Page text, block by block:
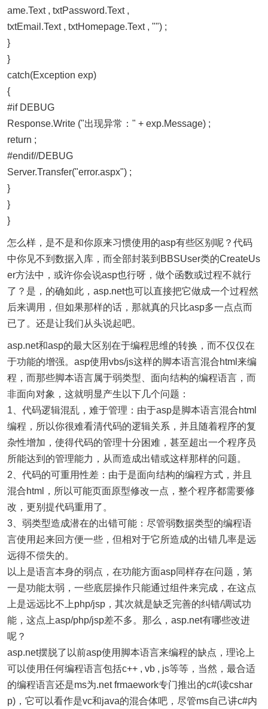
ame.Text , txtPassword.Text ,
txtEmail.Text , txtHomepage.Text , "") ;
}
}
catch(Exception exp)
{
#if DEBUG
Response.Write ("出现异常：" + exp.Message) ;
return ;
#endif//DEBUG
Server.Transfer("error.aspx") ;
}
}
}
怎么样，是不是和你原来习惯使用的asp有些区别呢？代码
中你见不到数据入库，而全部封装到BBSUser类的CreateUs
er方法中，或许你会说asp也行呀，做个函数或过程不就行
了？是，的确如此，asp.net也可以直接把它做成一个过程然
后来调用，但如果那样的话，那就真的只比asp多一点点而
已了。还是让我们从头说起吧。
asp.net和asp的最大区别在于编程思维的转换，而不仅仅在
于功能的增强。asp使用vbs/js这样的脚本语言混合html来编
程，而那些脚本语言属于弱类型、面向结构的编程语言，而
非面向对象，这就明显产生以下几个问题：
1、代码逻辑混乱，难于管理：由于asp是脚本语言混合html
编程，所以你很难看清代码的逻辑关系，并且随着程序的复
杂性增加，使得代码的管理十分困难，甚至超出一个程序员
所能达到的管理能力，从而造成出错或这样那样的问题。
2、代码的可重用性差：由于是面向结构的编程方式，并且
混合html，所以可能页面原型修改一点，整个程序都需要修
改，更别提代码重用了。
3、弱类型造成潜在的出错可能：尽管弱数据类型的编程语
言使用起来回方便一些，但相对于它所造成的出错几率是远
远得不偿失的。
以上是语言本身的弱点，在功能方面asp同样存在问题，第
一是功能太弱，一些底层操作只能通过组件来完成，在这点
上是远远比不上php/jsp，其次就是缺乏完善的纠错/调试功
能，这点上asp/php/jsp差不多。那么，asp.net有哪些改进
呢？
asp.net摆脱了以前asp使用脚本语言来编程的缺点，理论上
可以使用任何编程语言包括c++ , vb , js等等，当然，最合适
的编程语言还是ms为.net frmaework专门推出的c#(读cshar
p)，它可以看作是vc和java的混合体吧，尽管ms自己讲c#内